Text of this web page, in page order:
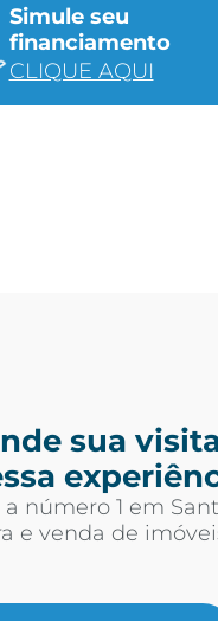
Simule seu
financiamento
CLIQUE AQUI
sua
número 1 em
e venda de